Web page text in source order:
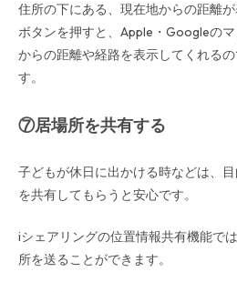
住所の下にある、現在地からの距離
ボタンを押すと、Apple・Googleの
からの距離や経路を表示してくれる
す。
⑦居場所を共有する
子どもが休日に出かける時などは、
を共有してもらうと安心です。
iシェアリングの位置情報共有機能で
所を送ることができます。